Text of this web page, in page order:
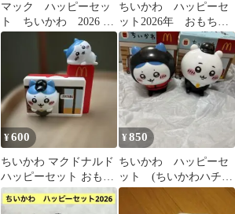
マック ハッピーセッ
ト ちいかわ 2026 コ
ンプ
ちいかわ ハッピーセ
ット2026年 おもち
ゃ 第2弾全4種 コン
プリート
¥600
ちいかわ マクドナルド
ハッピーセット おもち
ゃ
¥850
ちいかわ ハッピーセ
ット (ちいかわハチワ
レ)